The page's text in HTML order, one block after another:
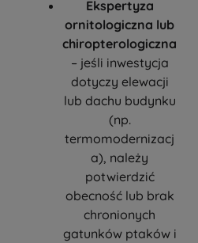
Ekspertyza
ornitologiczna lub
chiropterologiczna
– jeśli inwestycja
dotyczy elewacji
lub dachu budynku
(np.
termomodernizacj
a), należy
potwierdzić
obecność lub brak
chronionych
gatunków ptaków i